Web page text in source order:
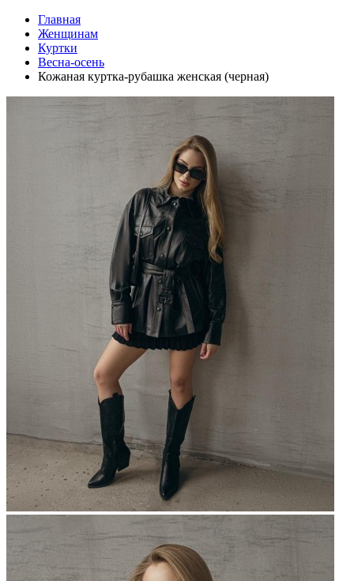
Главная
Женщинам
Куртки
Весна-осень
Кожаная куртка-рубашка женская (черная)